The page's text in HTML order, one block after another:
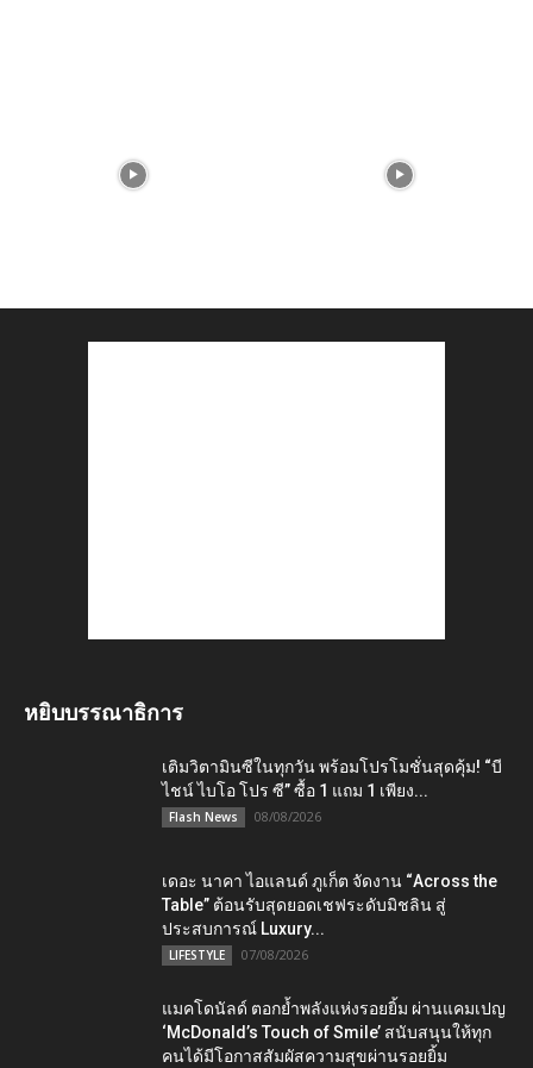
หยิบบรรณาธิการ
เติมวิตามินซีในทุกวัน พร้อมโปรโมชั่นสุดคุ้ม! “บี
ไชน์ ไบโอ โปร ซี” ซื้อ 1 แถม 1 เพียง...
Flash News 08/08/2026
เดอะ นาคา ไอแลนด์ ภูเก็ต จัดงาน “Across the
Table” ต้อนรับสุดยอดเชฟระดับมิชลิน สู่
ประสบการณ์ Luxury...
LIFESTYLE 07/08/2026
แมคโดนัลด์ ตอกย้ำพลังแห่งรอยยิ้ม ผ่านแคมเปญ
‘McDonald’s Touch of Smile’ สนับสนุนให้ทุก
คนได้มีโอกาสสัมผัสความสุขผ่านรอยยิ้ม